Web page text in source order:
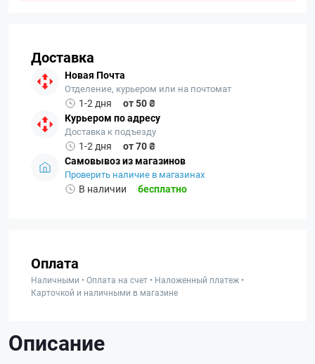
Доставка
Новая Почта
Отделение, курьером или на почтомат
1-2 дня
от 50 ₴
Курьером по адресу
Доставка к подъезду
1-2 дня
от 70 ₴
Самовывоз из магазинов
Проверить наличие в магазинах
В наличии бесплатно
Оплата
Наличными • Оплата на счет • Наложенный платеж •
Карточкой и наличными в магазине
Описание